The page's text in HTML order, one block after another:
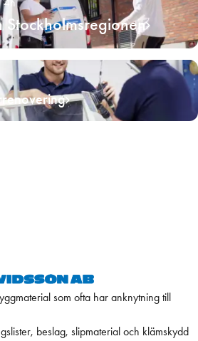
4h
Stockholmsregionen
som ofta har anknytning till
beslag, slipmaterial och klämskydd